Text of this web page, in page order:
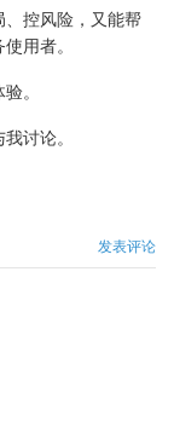
、控风险，又能帮
用者。
。
讨论。
发表评论